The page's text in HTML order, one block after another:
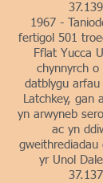
1967 -
fertigol 501
Fflat Yucca
chynnyrch
datblygu arfau
Latchkey, gan
yn arwyneb
ac yn
yr Unol